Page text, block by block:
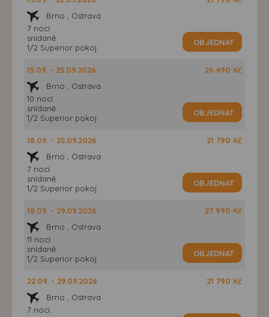
Brno , Ostrava
7 nocí
snídaně
1/2 Superior pokoj
OBJEDNAT
15.09. - 25.09.2026
Brno , Ostrava
10 nocí
snídaně
1/2 Superior pokoj
26 490 Kč
OBJEDNAT
18.09. - 25.09.2026
Brno , Ostrava
7 nocí
snídaně
1/2 Superior pokoj
21 790 Kč
OBJEDNAT
18.09. - 29.09.2026
Brno , Ostrava
11 nocí
snídaně
1/2 Superior pokoj
27 990 Kč
OBJEDNAT
22.09. - 29.09.2026
Brno , Ostrava
7 nocí
21 790 Kč